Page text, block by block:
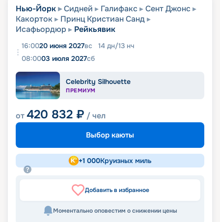
Нью-Йорк Сидней Галифакс
Сент Джонс
Какорток
Принц Кристиан Санд
Исафьордюр
Рейкьявик
16:0020 июня 2027вс 14 дн/13 нч
08:0003 июля 2027сб
Celebrity Silhouette
ПРЕМИУМ
от420 832 ₽ / чел
Выбор каюты
+1 000Круизных миль
Добавить в избранное
Моментально оповестим о снижении цены